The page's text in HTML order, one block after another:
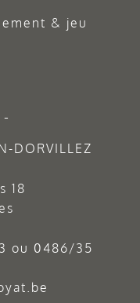
& jeu
DORVILLEZ
18
ou 0486/35